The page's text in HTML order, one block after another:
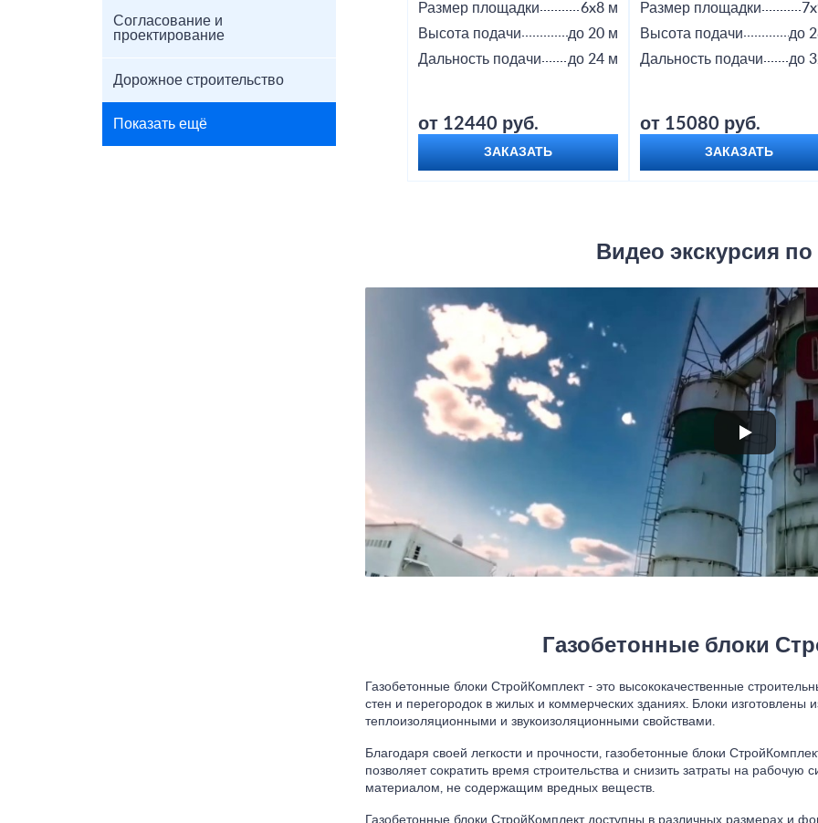
Согласование и
проектирование
Дорожное строительство
Показать ещё
Размер площадки
6x8 м
Высота подачи
до 20 м
Дальность подачи
до 24 м
от 12440 руб.
ЗАКАЗАТЬ
Размер площадки
Высота подачи
до
Дальность подачи
до
от 15080 руб.
ЗАКАЗАТЬ
Видео экскурсия
Газобетонные блоки
Газобетонные блоки СтройКомплект - это высококачественные
стен и перегородок в жилых и коммерческих зданиях. Блоки изготовлены
теплоизоляционными и звукоизоляционными свойствами.
Благодаря своей легкости и прочности, газобетонные блоки
позволяет сократить время строительства и снизить затраты на рабочую
материалом, не содержащим вредных веществ.
Газобетонные блоки СтройКомплект доступны в различных размерах и